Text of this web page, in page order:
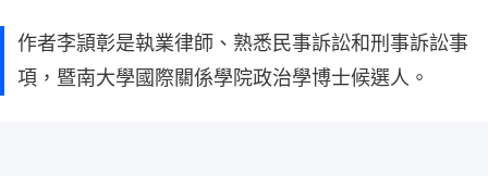
作者李頴彰是執業律師、熟悉民事訴訟和刑事訴訟事
項，暨南大學國際關係學院政治學博士候選人。